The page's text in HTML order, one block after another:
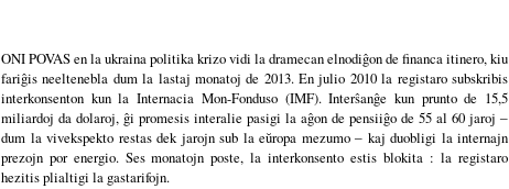
ONI POVAS en la ukraina politika krizo vidi la dramecan elnodiĝon de financa itinero, kiu
fariĝis neeltenebla dum la lastaj monatoj de 2013. En julio 2010 la registaro subskribis
interkonsenton kun la Internacia Mon-Fonduso (IMF). Interŝanĝe kun prunto de 15,5
miliardoj da dolaroj, ĝi promesis interalie pasigi la aĝon de pensiiĝo de 55 al 60 jaroj ‒
dum la vivekspekto restas dek jarojn sub la eŭropa mezumo ‒ kaj duobligi la internajn
prezojn por energio. Ses monatojn poste, la interkonsento estis blokita : la registaro
hezitis plialtigi la gastarifojn.